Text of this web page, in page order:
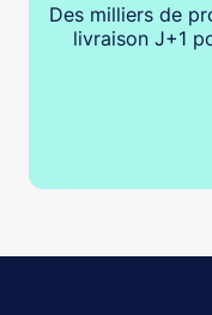
Des milliers de
livraison J+1